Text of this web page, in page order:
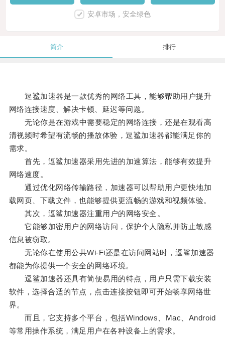
安卓市场，安全绿色
简介 排行
逗鲨加速器是一款优秀的网络工具，能够帮助用户提升
网络连接速度、解决卡顿、延迟等问题。
无论你是在游戏中需要稳定的网络连接，还是在观看高
清视频时希望有流畅的播放体验，逗鲨加速器都能满足你的
需求。
首先，逗鲨加速器采用先进的加速算法，能够有效提升
网络速度。
通过优化网络传输路径，加速器可以帮助用户更快地加
载网页、下载文件，也能够提供更流畅的游戏和视频体验。
其次，逗鲨加速器注重用户的网络安全。
它能够加密用户的网络访问，保护个人隐私并防止敏感
信息被窃取。
无论你在使用公共Wi-Fi还是在访问网站时，逗鲨加速器
都能为你提供一个安全的网络环境。
逗鲨加速器还具有简便易用的特点，用户只需下载安装
软件，选择合适的节点，点击连接按钮即可开始畅享网络世
界。
而且，它支持多个平台，包括Windows、Mac、Android
等常用操作系统，满足用户在各种设备上的需求。